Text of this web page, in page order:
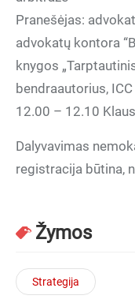
Pranešėjas:
advokatų kontora
knygos
bendraautorius,
12.00 – 12.10
Dalyvavimas
registracija būtina,
Žymos
Strategija